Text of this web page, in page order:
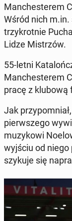
Man­che­ste­rem
Wśród nich
trzy­krot­nie
Lidze Mi­strzów.
55-letni
Man­che­ste­rem
pra­cę z klubową
Jak
pierw­sze­go
mu­zy­ko­wi
wyjściu od niego
szykuje się